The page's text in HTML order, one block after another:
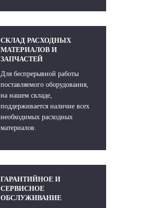
СКЛАД РАСХОДНЫХ
МАТЕРИАЛОВ И
ЗАПЧАСТЕЙ
Для беспрерывной работы
поставляемого оборудования,
на нашем складе,
поддерживается наличие всех
необходимых расходных
материалов.
ГАРАНТИЙНОЕ И
СЕРВИСНОЕ
ОБСЛУЖИВАНИЕ